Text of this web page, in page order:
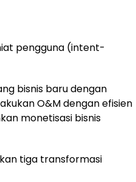
pengguna (intent-
bisnis baru dengan
O&M dengan efisien
monetisasi bisnis
tiga transformasi